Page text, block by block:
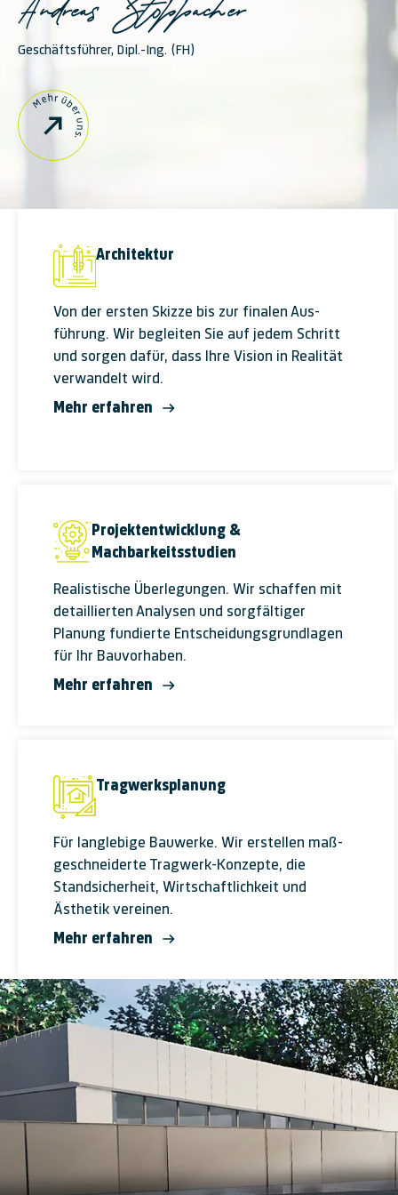
Geschäftsführer, Dipl.-Ing. (FH)
Mehr über uns.
Architektur
Von der ersten Skizze bis zur finalen Aus­
führung. Wir begleiten Sie auf jedem Schritt
und sorgen dafür, dass Ihre Vision in Realität
ver­wandelt wird.
Mehr erfahren
Projektentwicklung &
Machbarkeitsstudien
Realistische Überlegungen. Wir schaffen mit
detail­lierten Ana­lysen und sorg­fältiger
Planung fun­dierte Ent­scheidungs­grund­lagen
für Ihr Bau­vor­haben.
Mehr erfahren
Tragwerksplanung
Für langlebige Bauwerke. Wir erstellen maß­
ge­schneiderte Trag­werk-Kon­zepte, die
Standsicher­heit, Wirtschaftlichkeit und
Ästhetik vereinen.
Mehr erfahren
Wohnen Am Wald